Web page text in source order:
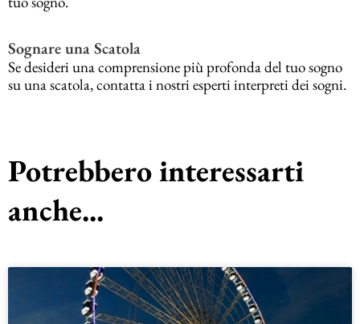
Sognare una Scatola
Se desideri una comprensione più profonda del tuo sogno
su una scatola, contatta i nostri esperti interpreti dei sogni.
Potrebbero interessarti
anche...